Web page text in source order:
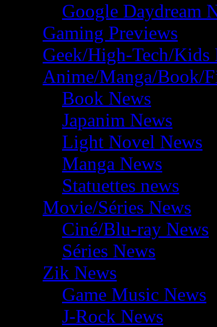
Google Daydream
Gaming Previews
Geek/High-Tech/Kids
Anime/Manga/Book/
Book News
Japanim News
Light Novel News
Manga News
Statuettes news
Movie/Séries News
Ciné/Blu-ray News
Séries News
Zik News
Game Music News
J-Rock News